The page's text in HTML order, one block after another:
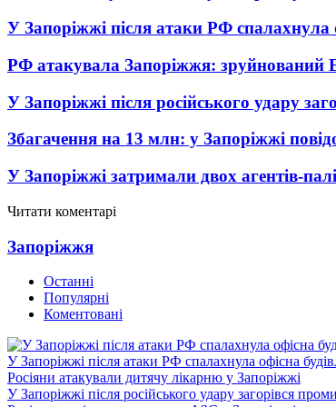
У Запоріжжі після атаки РФ спалахнула
РФ атакувала Запоріжжя: зруйнований
У Запоріжжі після російського удару
Збагачення на 13 млн: у Запоріжжі
У Запоріжжі затримали двох агентів-
Читати коментарі
Запоріжжя
Останні
Популярні
Коментовані
У Запоріжжі після атаки РФ спалахнула офісна
Росіяни атакували дитячу лікарню у Запоріжжі
У Запоріжжі після російського удару загорівся